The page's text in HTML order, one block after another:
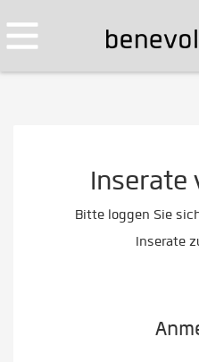
Inserate
Bitte loggen Sie
Inserate